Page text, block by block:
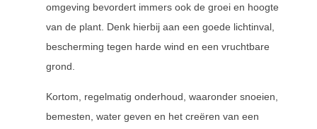
omgeving bevordert immers ook de groei en hoogte
van de plant. Denk hierbij aan een goede lichtinval,
bescherming tegen harde wind en een vruchtbare
grond.
Kortom, regelmatig onderhoud, waaronder snoeien,
bemesten, water geven en het creëren van een